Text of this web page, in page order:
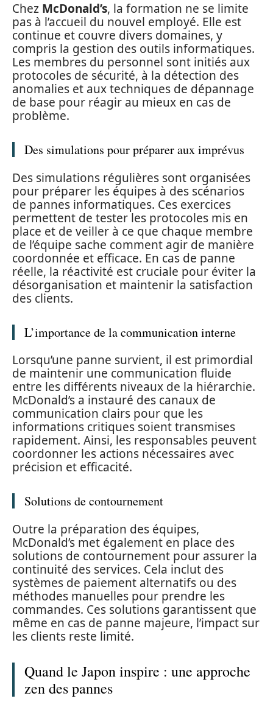
Chez McDonald’s, la formation ne se limite
pas à l’accueil du nouvel employé. Elle est
continue et couvre divers domaines, y
compris la gestion des outils informatiques.
Les membres du personnel sont initiés aux
protocoles de sécurité, à la détection des
anomalies et aux techniques de dépannage
de base pour réagir au mieux en cas de
problème.
Des simulations pour préparer aux imprévus
Des simulations régulières sont organisées
pour préparer les équipes à des scénarios
de pannes informatiques. Ces exercices
permettent de tester les protocoles mis en
place et de veiller à ce que chaque membre
de l’équipe sache comment agir de manière
coordonnée et efficace. En cas de panne
réelle, la réactivité est cruciale pour éviter la
désorganisation et maintenir la satisfaction
des clients.
L’importance de la communication interne
Lorsqu’une panne survient, il est primordial
de maintenir une communication fluide
entre les différents niveaux de la hiérarchie.
McDonald’s a instauré des canaux de
communication clairs pour que les
informations critiques soient transmises
rapidement. Ainsi, les responsables peuvent
coordonner les actions nécessaires avec
précision et efficacité.
Solutions de contournement
Outre la préparation des équipes,
McDonald’s met également en place des
solutions de contournement pour assurer la
continuité des services. Cela inclut des
systèmes de paiement alternatifs ou des
méthodes manuelles pour prendre les
commandes. Ces solutions garantissent que
même en cas de panne majeure, l’impact sur
les clients reste limité.
Quand le Japon inspire : une approche
zen des pannes